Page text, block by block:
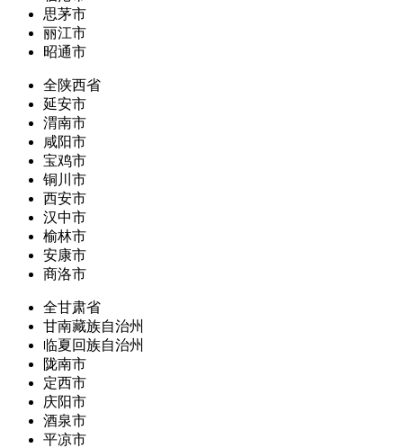
思茅市
丽江市
昭通市
全陕西省
延安市
渭南市
咸阳市
宝鸡市
铜川市
西安市
汉中市
榆林市
安康市
商洛市
全甘肃省
甘南藏族自治州
临夏回族自治州
陇南市
定西市
庆阳市
酒泉市
平凉市